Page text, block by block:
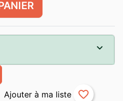
favorite_border